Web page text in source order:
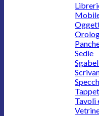
Sedie
Tavoli